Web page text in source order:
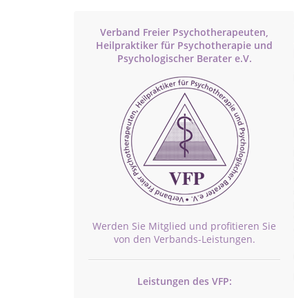
Verband Freier Psychotherapeuten,
Heilpraktiker für Psychotherapie und
Psychologischer Berater e.V.
Werden Sie Mitglied und profitieren Sie
von den Verbands-Leistungen.
Leistungen des VFP: